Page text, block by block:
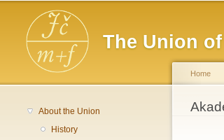
The Union
Main menu
About the Union
History
You
Home